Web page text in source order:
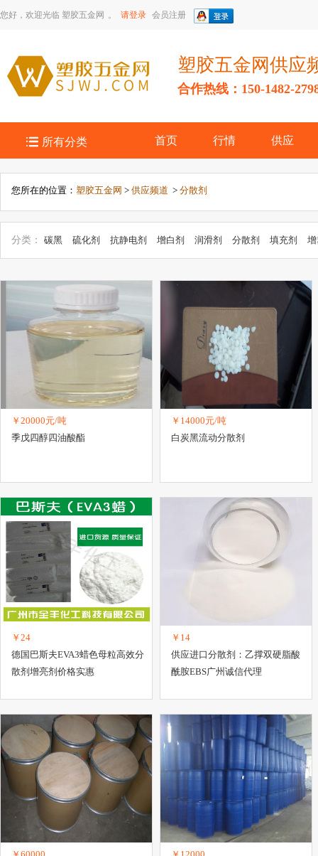
您好，欢迎光临 塑胶五金网 。 请登录 会员注册
塑胶五金网供应
合作热线：150-1482-
 所有分类 首页 行情 供应
您所在的位置： 塑胶五金网 > 供应频道 > 分散剂
分类： 碳黑 硫化剂 抗静电剂 增白剂 润滑剂 分散剂 填充剂
剂
抗菌剂 钛白粉 成核剂 促进剂 抗冲击性剂 发泡剂 阻燃剂
增韧剂
防锈剂 氧化镁 色母粒 防老剂 增粘剂 清洗剂
￥20000元/吨
季戊四醇四油酸酯
￥14000元/吨
白炭黑流动分散剂
￥24
德国巴斯夫EVA3蜡色母粒高效分
散剂增亮剂价格实惠
￥14
供应进口分散剂：乙撑双硬脂酸
酰胺EBS广州诚信代理